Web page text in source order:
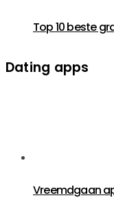
Top 10 beste
Dating apps
Vreemdgaan